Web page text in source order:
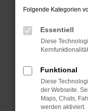
Prüfe deine
können das
verhindern.
anderen
Starte dein
Das kann
Probleme zu
Folgende Kategorien
Essentiell
Diese
Funktional
Diese
der Webseite.
Maps, Chats,
werden aktiviert.